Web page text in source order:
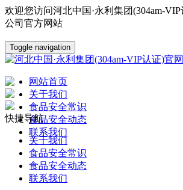
欢迎您访问河北中国·永利集团(304am-
公司官方网站
Toggle navigation
网站首页
关于我们
食品安全常识
食品安全动态
联系我们
快捷导航
关于我们
食品安全常识
食品安全动态
联系我们